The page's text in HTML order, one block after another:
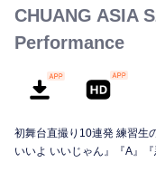
CHUANG ASIA
Performance
初舞台直撮り10連発 練習生
いいよ いいじゃん』『A』